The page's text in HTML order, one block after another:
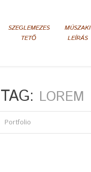
SZEGLEMEZES
TETŐ
MÚSZAKI
LEÍRÁS
LOREM
Portfolio